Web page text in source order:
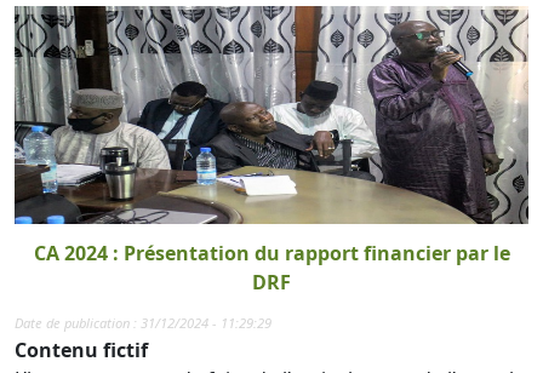
CA 2024 : Présentation du rapport financier par le
DRF
Date de publication : 31/12/2024 - 11:29:29
Contenu fictif